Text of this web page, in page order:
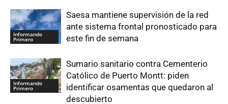
Informando
Primero
Saesa mantiene supervisión de la red
ante sistema frontal pronosticado para
este fin de semana
Informando
Primero
Sumario sanitario contra Cementerio
Católico de Puerto Montt: piden
identificar osamentas que quedaron al
descubierto